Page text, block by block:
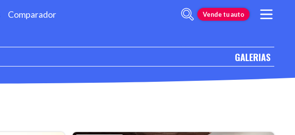
Comparador Vende tu auto
GALERIAS